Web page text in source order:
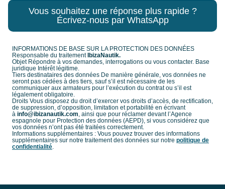
Vous souhaitez une réponse plus rapide ?
Écrivez-nous par WhatsApp
INFORMATIONS DE BASE SUR LA PROTECTION DES DONNÉES
Responsable du traitement IbizaNautik.
Objet Répondre à vos demandes, interrogations ou vous contacter. Base
juridique Intérêt légitime.
Tiers destinataires des données De manière générale, vos données ne
seront pas cédées à des tiers, sauf s’il est nécessaire de les
communiquer aux armateurs pour l’exécution du contrat ou s’il est
légalement obligatoire.
Droits Vous disposez du droit d’exercer vos droits d’accès, de rectification,
de suppression, d’opposition, limitation et portabilité en écrivant
à info@ibizanautik.com, ainsi que pour réclamer devant l’Agence
espagnole pour Protection des données (AEPD), si vous considérez que
vos données n’ont pas été traitées correctement.
Informations supplémentaires : Vous pouvez trouver des informations
supplémentaires sur notre traitement des données sur notre politique de
confidentialité.